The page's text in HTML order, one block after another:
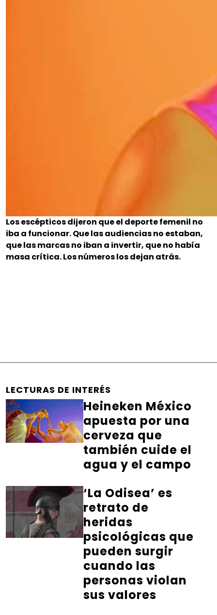
Los escépticos dijeron que el deporte femenil no
iba a funcionar. Que las audiencias no estaban,
que las marcas no iban a invertir, que no había
masa crítica. Los números los dejan atrás.
LECTURAS DE INTERÉS
Heineken México
apuesta por una
cerveza que
también cuide el
agua y el campo
‘La Odisea’ es
retrato de
heridas
psicológicas que
pueden surgir
cuando las
personas violan
sus valores